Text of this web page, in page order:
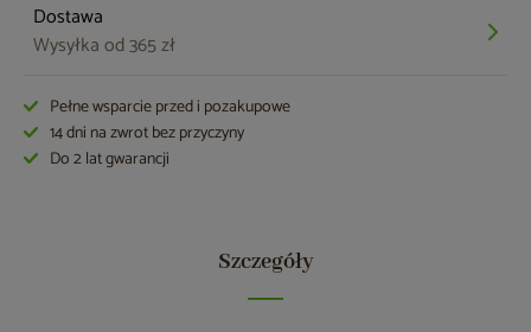
Dostawa
Wysyłka od 365 zł
Pełne wsparcie przed i pozakupowe
14 dni na zwrot bez przyczyny
Do 2 lat gwarancji
Szczegóły